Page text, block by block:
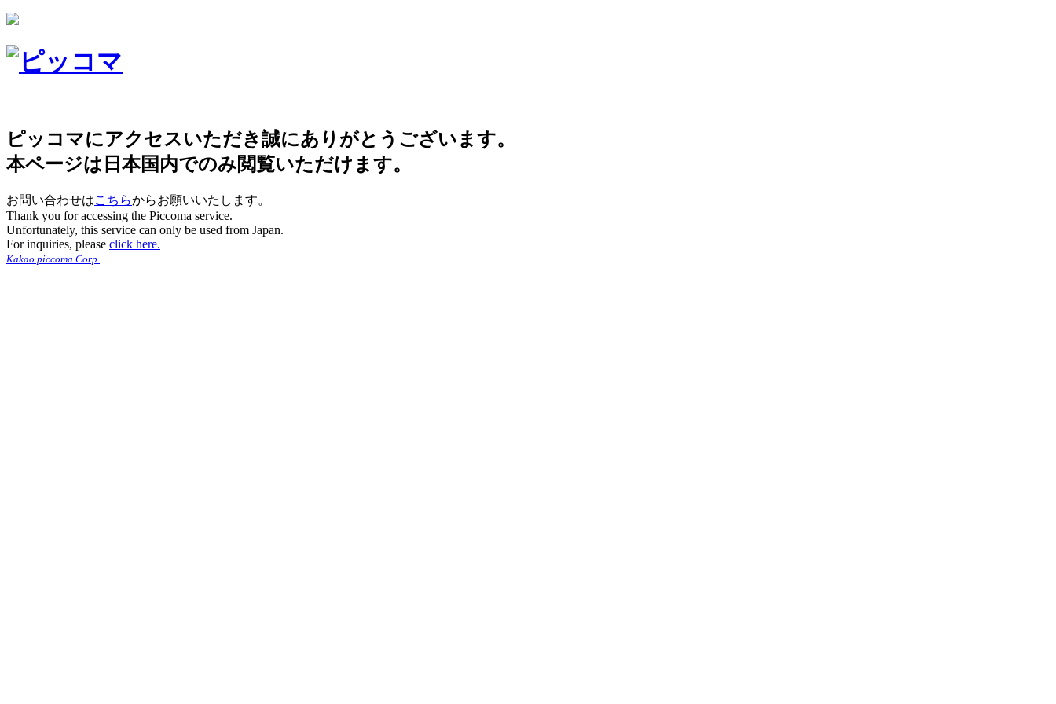
ピッコマにアクセスいただき誠にありがとうございます。
本ページは日本国内でのみ閲覧いただけます。
お問い合わせはこちらからお願いいたします。
Thank you for accessing the Piccoma service.
Unfortunately, this service can only be used from Japan.
For inquiries, please click here.
Kakao piccoma Corp.